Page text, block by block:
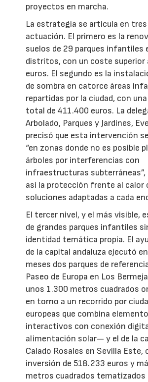
proyectos en marcha.
La estrategia se articula en tres
actuación. El primero es la
suelos de 29 parques infantiles
distritos, con un coste superior
euros. El segundo es la
de sombra en catorce áreas
repartidas por la ciudad, con
total de 411.400 euros. La
Arbolado, Parques y Jardines,
precisó que esta intervención
“en zonas donde no es posible
árboles por interferencias con
infraestructuras subterráneas”,
así la protección frente al calor
soluciones adaptadas a cada
El tercer nivel, y el más visible,
de grandes parques infantiles
identidad temática propia. El
de la capital andaluza ejecutó
meses dos parques de
Paseo de Europa en Los
unos 1.300 metros cuadrados
en torno a un recorrido por
europeas que combina
interactivos con conexión
alimentación solar— y el de la
Calado Rosales en Sevilla Este,
inversión de 518.233 euros y
metros cuadrados tematizados